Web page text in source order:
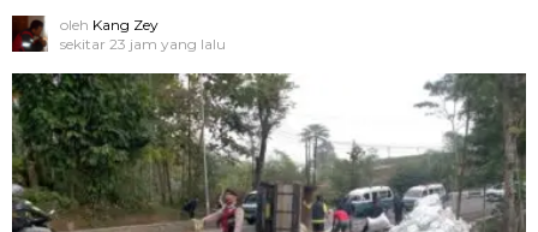
oleh Kang Zey
sekitar 23 jam yang lalu